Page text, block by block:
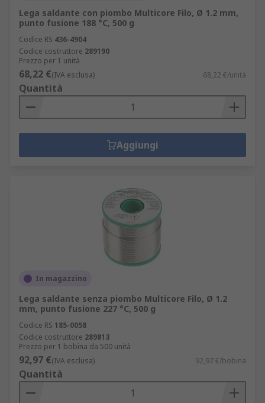
Lega saldante con piombo Multicore Filo, Ø 1.2 mm,
punto fusione 188 °C, 500 g
Codice RS 436-4904
Codice costruttore 289190
Prezzo per 1 unità
68,22 €(IVA esclusa) 68,22 €/unità
Quantità
Aggiungi
In magazzino
Lega saldante senza piombo Multicore Filo, Ø 1.2
mm, punto fusione 227 °C, 500 g
Codice RS 185-0058
Codice costruttore 289813
Prezzo per 1 bobina da 500 unità
92,97 €(IVA esclusa) 92,97 €/bobina
Quantità